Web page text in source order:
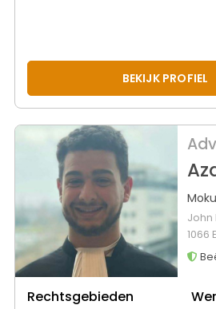
BEKIJK PROFIEL
John
1066
Rechtsgebieden